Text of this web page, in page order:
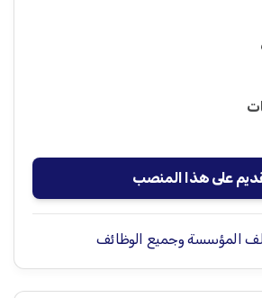
على هذا المنصب
المؤسسة وجميع الوظائف